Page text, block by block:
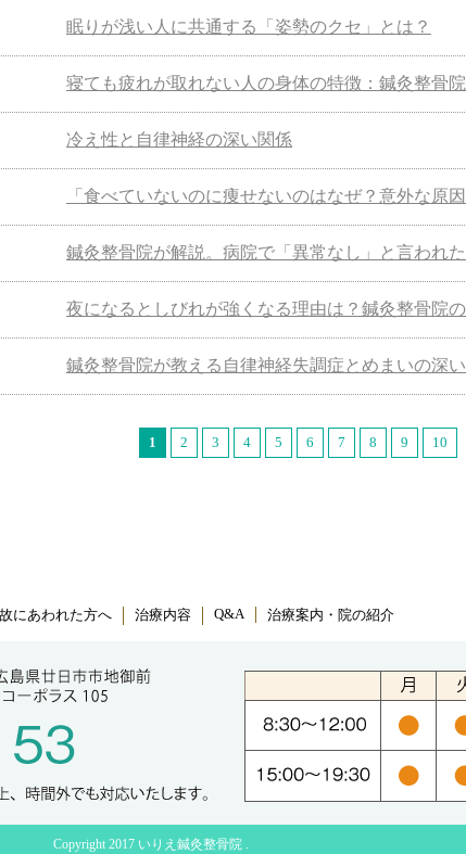
眠りが浅い人に共通する「姿勢のクセ」とは？
寝ても疲れが取れない人の身体の特徴：鍼灸整骨
冷え性と自律神経の深い関係
「食べていないのに痩せないのはなぜ？意外な原
鍼灸整骨院が解説。病院で「異常なし」と言われ
夜になるとしびれが強くなる理由は？鍼灸整骨院
鍼灸整骨院が教える自律神経失調症とめまいの深
1 2 3 4 5 6 7 8 9 10
にあわれた方へ 治療内容 Q&A 治療案内・院の紹介
Copyright 2017 いりえ鍼灸整骨院 .